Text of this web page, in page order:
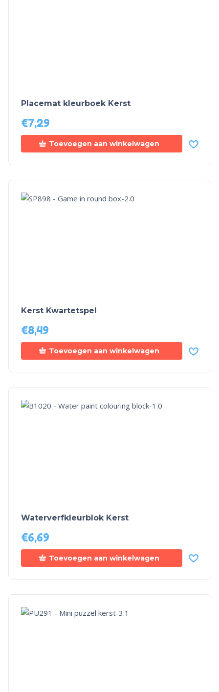
Placemat kleurboek Kerst
€7,29
Toevoegen aan winkelwagen
Kerst Kwartetspel
€8,49
Toevoegen aan winkelwagen
Waterverfkleurblok Kerst
€6,69
Toevoegen aan winkelwagen